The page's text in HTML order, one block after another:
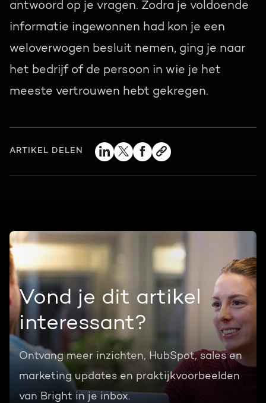
antwoord op je vragen. Zodra je voldoende
informatie ingewonnen had kon je een
weloverwogen besluit nemen, ging je naar
het bedrijf of de persoon in wie je het
meeste vertrouwen hebt gekregen.
ARTIKEL DELEN
Vond je dit artikel
interessant?
Ontvang meer inzichten, HubSpot, sales en
marketing updates en praktijkvoorbeelden
van Bright in je inbox.